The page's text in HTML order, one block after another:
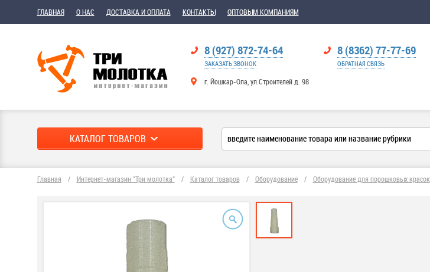
ГЛАВНАЯ О НАС ДОСТАВКА И ОПЛАТА КОНТАКТЫ ОПТОВЫМ КОМПАНИЯМ
8 (927) 872-74-64
ЗАКАЗАТЬ ЗВОНОК
г. Йошкар-Ола, ул.Строителей д. 98
8 (8362) 77-77-69
ОБРАТНАЯ СВЯЗЬ
КАТАЛОГ ТОВАРОВ
Главная / Интернет-магазин "Три молотка" / Каталог товаров / Оборудование / Оборудование для порошковых красок